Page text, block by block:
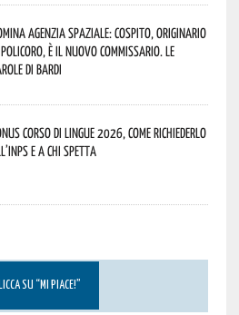
Agenzia Spaziale: Cospito, originario
è il nuovo commissario. Le
di Bardi
corso di lingue 2026, come richiederlo
e a chi spetta
SU “MI PIACE!”